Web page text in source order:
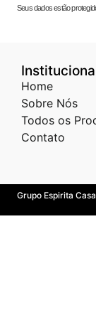
Seus dados estão
Home
Sobre Nós
Todos os
Contato
Grupo Espirita